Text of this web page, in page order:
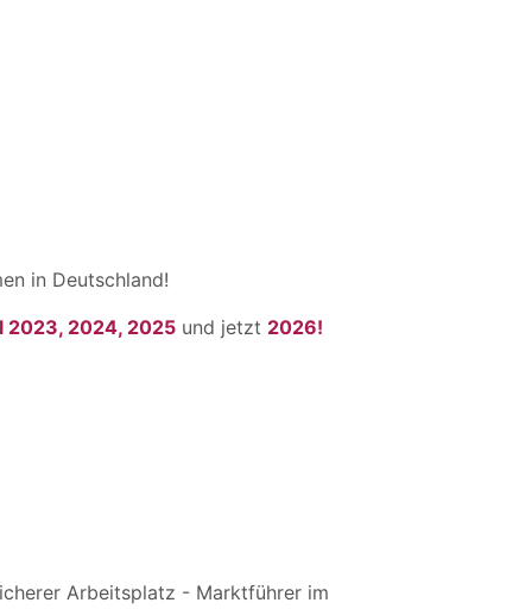
in Deutschland!
2023, 2024, 2025 und jetzt 2026!
Arbeitsplatz - Marktführer im